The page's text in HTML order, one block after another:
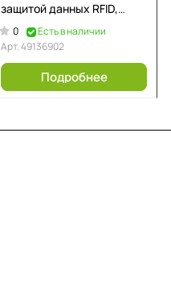
защитой данных RFID,
коричневый, натуральная
воловья кожа, 11х1х8,5 см
0
Есть в наличии
Арт.49136902
Подробнее